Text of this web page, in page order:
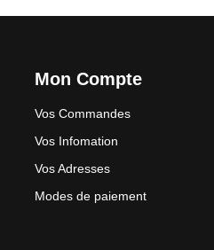
Mon Compte
Vos Commandes
Vos Infomation
Vos Adresses
Modes de paiement